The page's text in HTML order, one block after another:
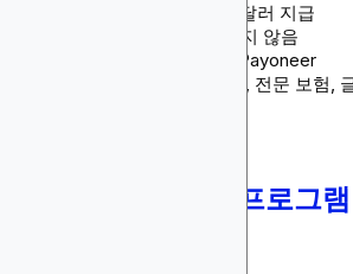
수수료: 리드당 최대 10달러 지급
쿠키 지속 기간: 명시되지 않음
결제 방법: 수표, ACH, Payoneer
제품: 개인 및 상업 보험, 전문 보험,
Thimble 제휴 프로그램